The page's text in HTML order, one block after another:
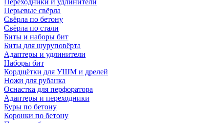
Переходники и удлинители
Перьевые свёрла
Свёрла по бетону
Свёрла по стали
Биты и наборы бит
Биты для шуруповёрта
Адаптеры и удлинители
Наборы бит
Кордщётки для УШМ и дрелей
Ножи для рубанка
Оснастка для перфоратора
Адаптеры и переходники
Буры по бетону
Коронки по бетону